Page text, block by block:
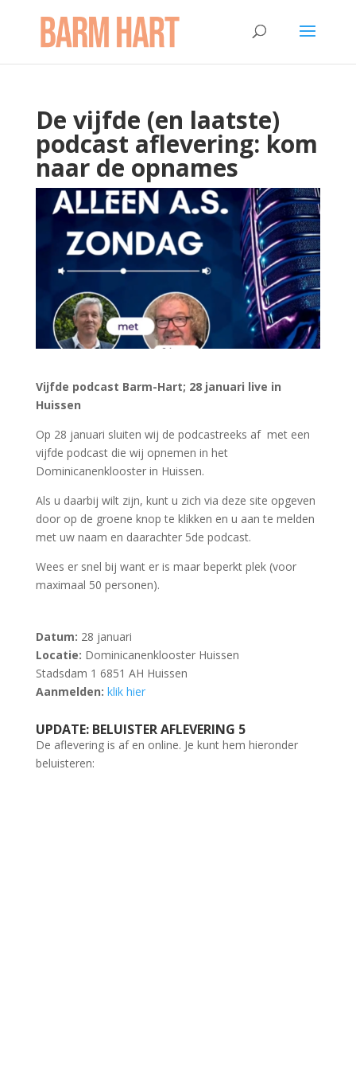
De vijfde (en laatste)
podcast aflevering: kom
naar de opnames
Vijfde podcast Barm-Hart; 28 januari live in
Huissen
Op 28 januari sluiten wij de podcastreeks af met een
vijfde podcast die wij opnemen in het
Dominicanenklooster in Huissen.
Als u daarbij wilt zijn, kunt u zich via deze site opgeven
door op de groene knop te klikken en u aan te melden
met uw naam en daarachter 5de podcast.
Wees er snel bij want er is maar beperkt plek (voor
maximaal 50 personen).
Datum: 28 januari
Locatie: Dominicanenklooster Huissen
Stadsdam 1 6851 AH Huissen
Aanmelden: klik hier
UPDATE: BELUISTER AFLEVERING 5
De aflevering is af en online. Je kunt hem hieronder
beluisteren: